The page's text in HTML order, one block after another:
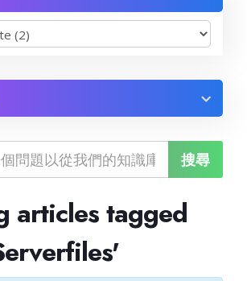
1.6
articles tagged